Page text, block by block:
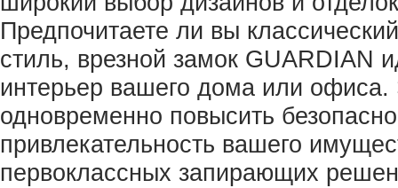
Предпочитаете ли вы
стиль, врезной замок GUARDIAN
интерьер вашего дома или офиса.
одновременно повысить
привлекательность вашего
первоклассных запирающих